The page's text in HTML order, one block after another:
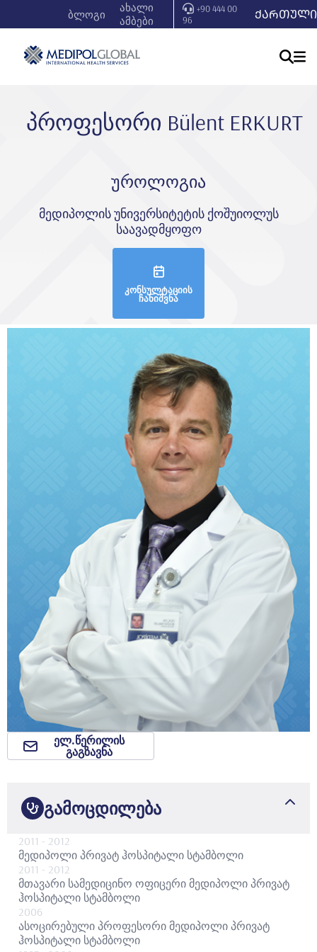
ბლოგი
ახალი
ამბები
+90 444 00
96
ᲥᲐᲠᲗᲣᲚᲘ
პროფესორი Bülent ERKURT
უროლოგია
მედიპოლის უნივერსიტეტის ქოშუიოლუს
საავადმყოფო
კონსულტაციის
ჩანიშვნა
გამოცდილება
2011 - 2012
მედიპოლი პრივატ ჰოსპიტალი სტამბოლი
2011 - 2012
მთავარი სამედიცინო ოფიცერი მედიპოლი პრივატ
ჰოსპიტალი სტამბოლი
2006
ასოცირებული პროფესორი მედიპოლი პრივატ
ჰოსპიტალი სტამბოლი
ელ.წერილის
გაგზავნა